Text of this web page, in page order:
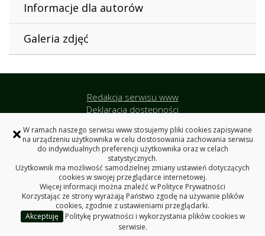
× W ramach naszego serwisu www stosujemy pliki cookies zapisywane
na urządzeniu użytkownika w celu dostosowania zachowania serwisu
do indywidualnych preferencji użytkownika oraz w celach
statystycznych.
Użytkownik ma możliwość samodzielnej zmiany ustawień dotyczących
cookies w swojej przeglądarce internetowej.
Więcej informacji można znaleźć w Polityce Prywatności
Korzystając ze strony wyrażają Państwo zgodę na używanie plików
cookies, zgodnie z ustawieniami przeglądarki.
Akceptuję
Politykę prywatności i wykorzystania plików cookies w
serwisie.
Informacje dla autorów
Galeria zdjęć
Redakcja serwisu www
Deklaracja dostępności
Politechnika Białostocka
VIII Konferencja Naukowo-Techniczna TEFEN
Politechnika Białostocka
ul. Wiejska 45A, 15-351 Białystok
Copyright © 2025 Politechnika Białostocka